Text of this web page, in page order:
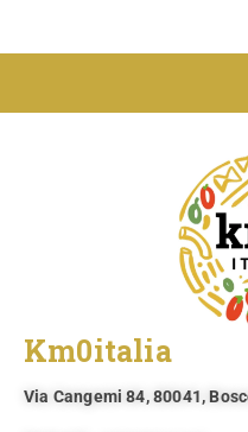
Km0italia
Via Cangemi 84, 80041,